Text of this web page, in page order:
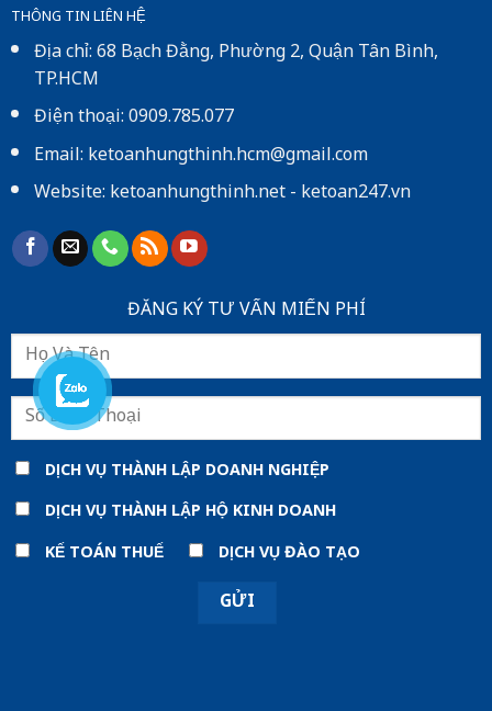
THÔNG TIN LIÊN HỆ
Địa chỉ: 68 Bạch Đằng, Phường 2, Quận Tân Bình,
TP.HCM
Điện thoại: 0909.785.077
Email: ketoanhungthinh.hcm@gmail.com
Website:ketoanhungthinh.net-ketoan247.vn
ĐĂNG KÝ TƯ VẤN MIẾN PHÍ
DỊCH VỤ THÀNH LẬP DOANH NGHIỆP
DỊCH VỤ THÀNH LẬP HỘ KINH DOANH
KẾ TOÁN THUẾ
DỊCH VỤ ĐÀO TẠO